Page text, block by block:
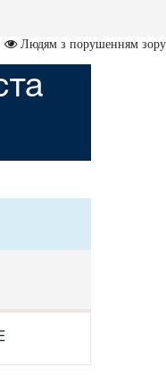
Людям з порушенням зору